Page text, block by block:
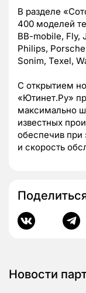
В разделе
400 моделей
BB-mobile, Fly,
Philips,
Sonim, Texel,
С открытием
«Ютинет.Ру»
максимально
известных
обеспечив при
и скорость
Новости